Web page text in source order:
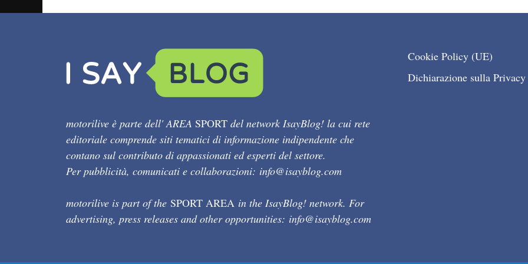
motorilive è parte dell' AREA SPORT del network IsayBlog! la cui rete
editoriale comprende siti tematici di informazione indipendente che
contano sul contributo di appassionati ed esperti del settore.
Per pubblicità, comunicati e collaborazioni: info@isayblog.com
motorilive is part of the SPORT AREA in the IsayBlog! network. For
advertising, press releases and other opportunities: info@isayblog.com
Cookie Policy (UE)
Dichiarazione sulla